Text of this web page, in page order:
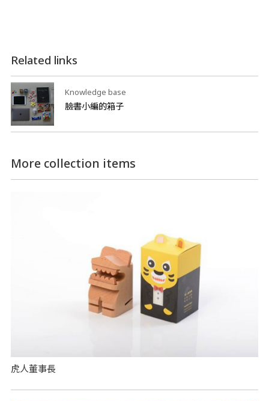
Related links
Knowledge base
臉書小編的箱子
More collection items
虎人董事長